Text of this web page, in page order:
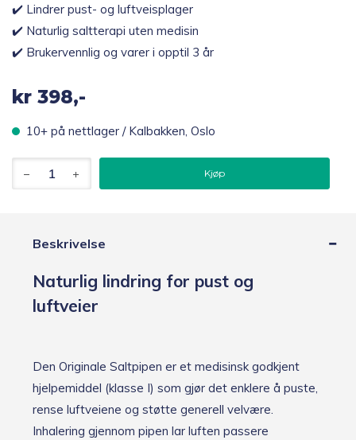
✔️ Lindrer pust- og luftveisplager
✔️ Naturlig saltterapi uten medisin
✔️ Brukervennlig og varer i opptil 3 år
kr 398,-
10+ på nettlager / Kalbakken, Oslo
Originale
Saltpipen
Kjøp
Beskrivelse
Naturlig lindring for pust og
luftveier
Den Originale Saltpipen er et medisinsk godkjent
hjelpemiddel (klasse I) som gjør det enklere å puste,
rense luftveiene og støtte generell velvære.
Inhalering gjennom pipen lar luften passere